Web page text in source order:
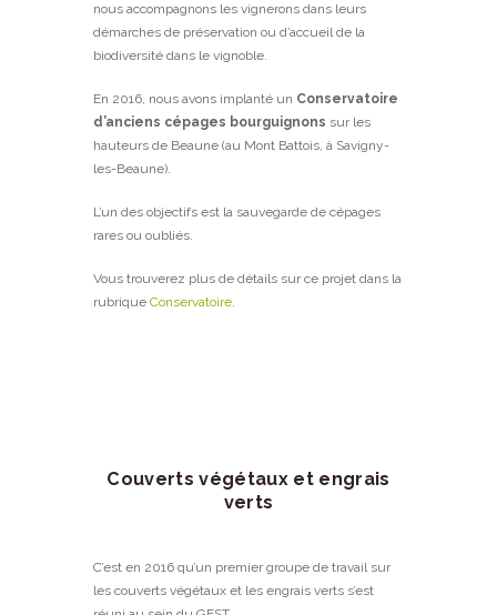
nous accompagnons les vignerons dans leurs
démarches de préservation ou d’accueil de la
biodiversité dans le vignoble.
En 2016, nous avons implanté un Conservatoire
d’anciens cépages bourguignons sur les
hauteurs de Beaune (au Mont Battois, à Savigny-
les-Beaune).
L’un des objectifs est la sauvegarde de cépages
rares ou oubliés.
Vous trouverez plus de détails sur ce projet dans la
rubrique Conservatoire.
Couverts végétaux et engrais
verts
C’est en 2016 qu’un premier groupe de travail sur
les couverts végétaux et les engrais verts s’est